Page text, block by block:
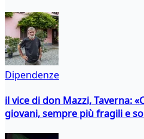
Dipendenze
il vice di don Mazzi, Taverna:
giovani, sempre più fragili e